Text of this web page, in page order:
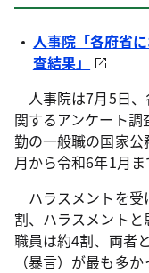
人事院「各府省
査結果」
人事院は7月5日、
関するアンケート
勤の一般職の国家
月から令和6年1月ま
ハラスメントを受
割、ハラスメント
職員は約4割、両者
（暴言）が最も多か